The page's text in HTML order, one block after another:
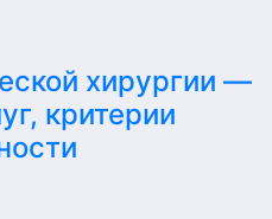
хирургии —
критерии